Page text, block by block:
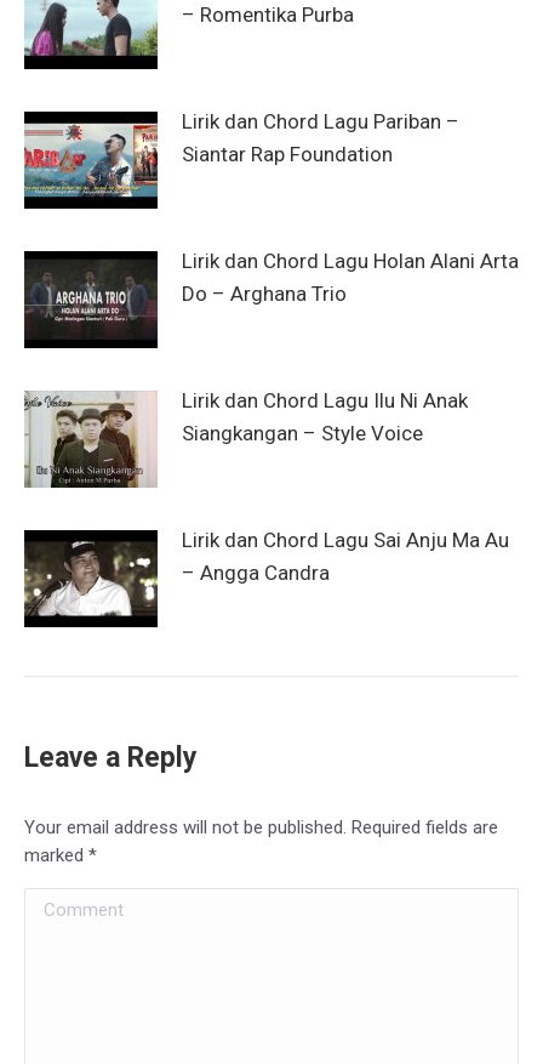
– Romentika Purba
Lirik dan Chord Lagu Pariban –
Siantar Rap Foundation
Lirik dan Chord Lagu Holan Alani Arta
Do – Arghana Trio
Lirik dan Chord Lagu Ilu Ni Anak
Siangkangan – Style Voice
Lirik dan Chord Lagu Sai Anju Ma Au
– Angga Candra
Leave a Reply
Your email address will not be published. Required fields are
marked *
Comment